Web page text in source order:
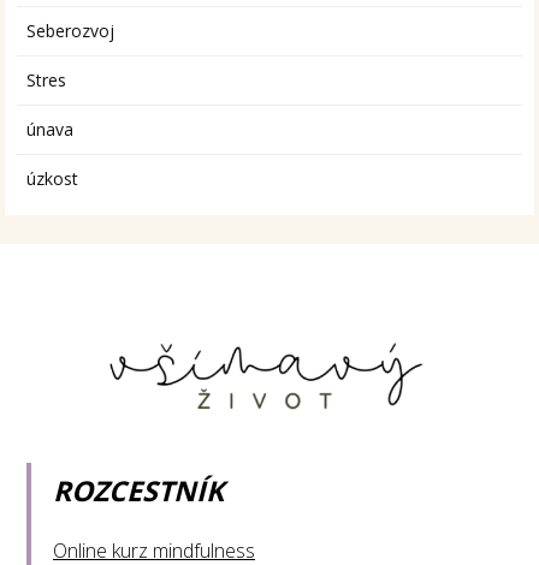
Seberozvoj
Stres
únava
úzkost
ROZCESTNÍK
Online kurz mindfulness